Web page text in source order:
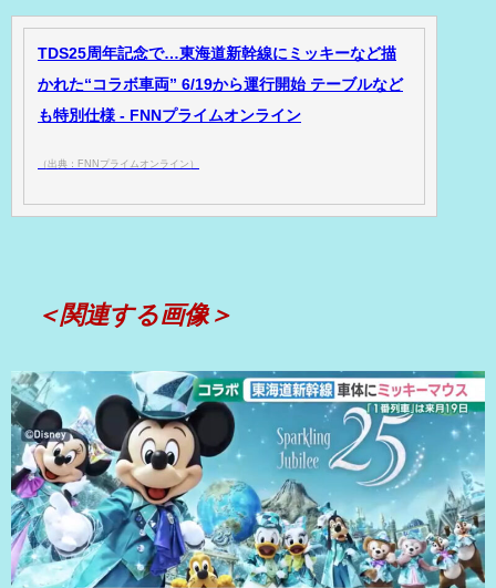
TDS25周年記念で…東海道新幹線にミッキーなど描
かれた“コラボ車両” 6/19から運行開始 テーブルなど
も特別仕様 - FNNプライムオンライン
（出典：FNNプライムオンライン）
＜関連する画像＞